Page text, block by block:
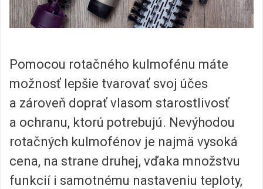
Pomocou rotačného kulmofénu máte
možnosť lepšie tvarovať svoj účes
a zároveň doprať vlasom starostlivosť
a ochranu, ktorú potrebujú. Nevýhodou
rotačných kulmofénov je najmä vysoká
cena, na strane druhej, vďaka množstvu
funkcií i samotnému nastaveniu teploty,